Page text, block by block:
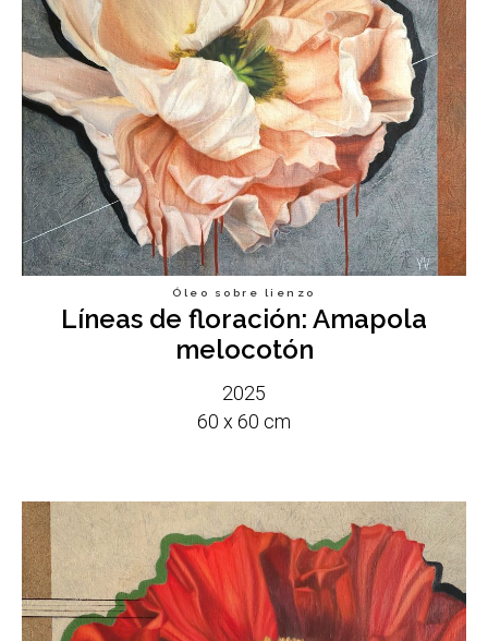
Óleo sobre lienzo
Líneas de floración: Amapola
melocotón
2025
60 x 60 cm